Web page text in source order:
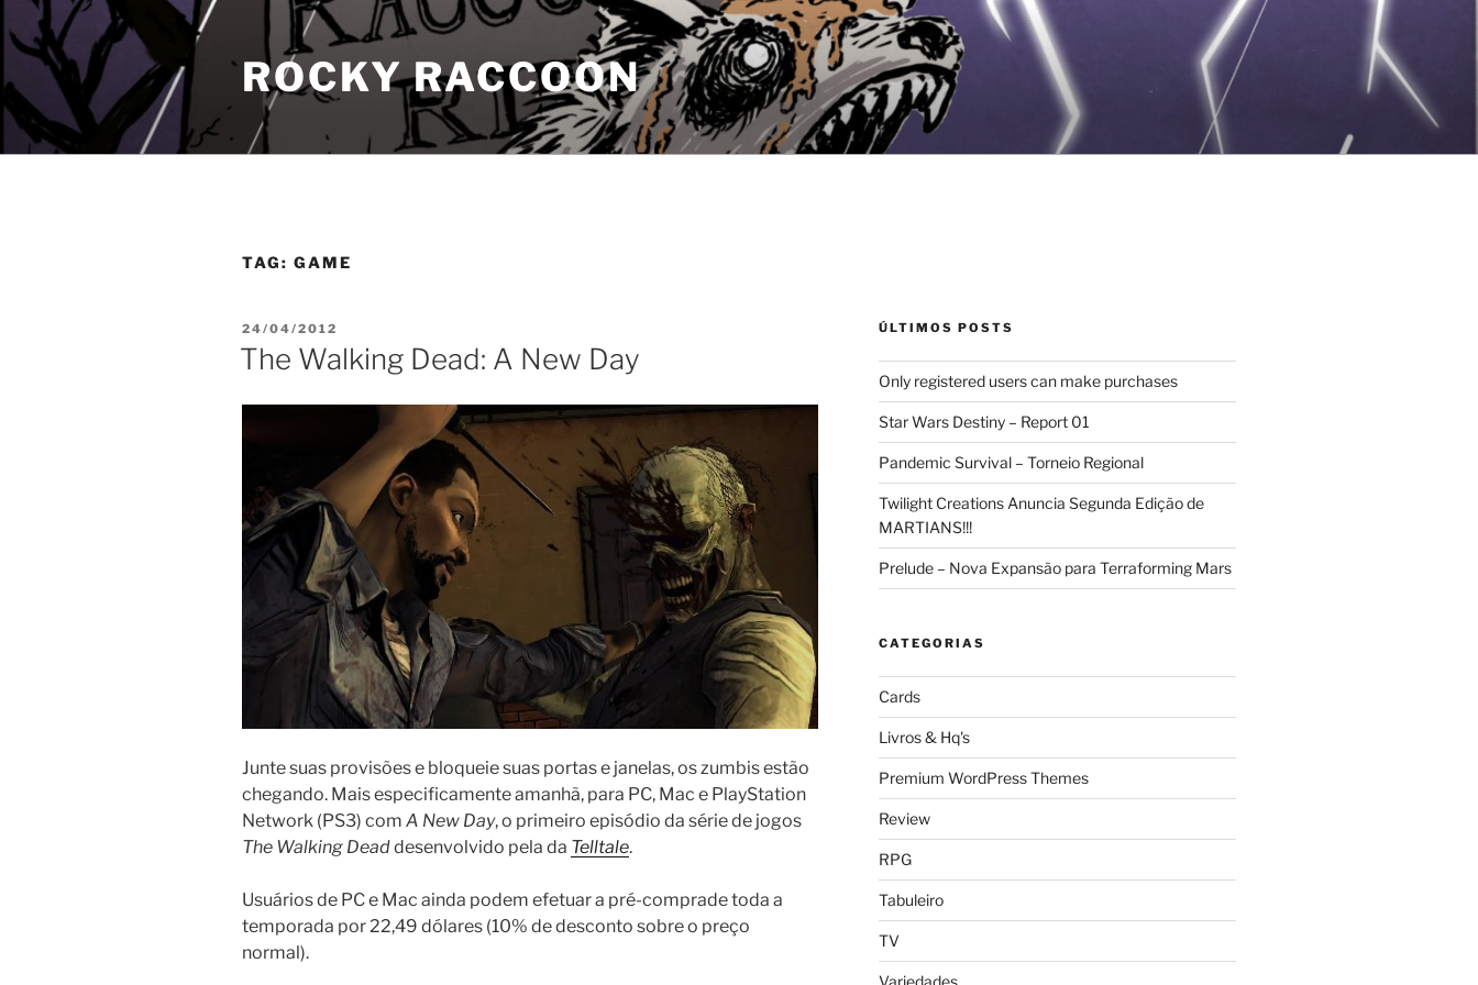
Pular
para
conteúdo
ROCKY RACCOON
TAG: GAME
PUBLICADO
EM
24/04/2012
The Walking Dead: A New Day
Junte suas provisões e bloqueie suas portas e janelas, os zumbis estão
chegando. Mais especificamente amanhã, para PC, Mac e PlayStation
Network (PS3) com A New Day, o primeiro episódio da série de jogos
The Walking Deaddesenvolvido pela da Telltale.
Usuários de PC e Mac ainda podem efetuar a pré-comprade toda a
temporada por 22,49 dólares (10% de desconto sobre o preço
normal).
ÚLTIMOS POSTS
Only registered users can make purchases
Star Wars Destiny – Report 01
Pandemic Survival – Torneio Regional
Twilight Creations Anuncia Segunda Edição de
MARTIANS!!!
Prelude – Nova Expansão para Terraforming Mars
CATEGORIAS
Cards
Livros & Hq's
Premium WordPress Themes
Review
RPG
Tabuleiro
TV
Variedades